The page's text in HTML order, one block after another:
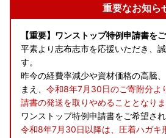
重要なお知ら
【重要】ワンストップ特例申請書を
平素より志布志市を応援いただき、
す。
昨今の経費率減少や資材価格の高騰
まえ、 令和8年7月30日のご寄附分よ
請書の発送を取りやめることとなりま
ワンストップ特例申請書をご希望さ
令和8年7月30日以降は、圧着ハガキ